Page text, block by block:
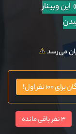
این وبینار
می‌رسد⚠️
۱۰۰ نفر اول!
3 نفر باقی مانده